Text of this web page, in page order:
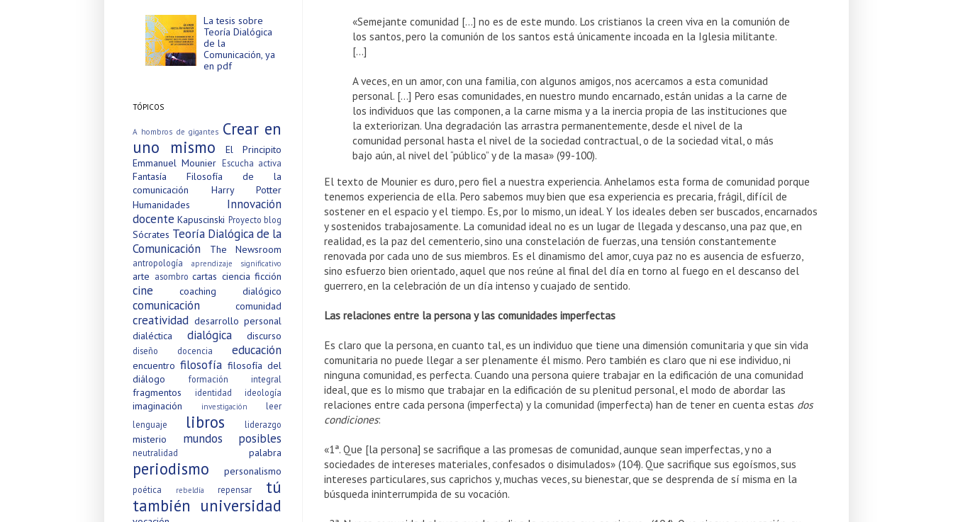
«Semejante comunidad […] no es de este mundo. Los cristianos la creen viva en la comunión de
los santos, pero la comunión de los santos está únicamente incoada en la Iglesia militante.
[…]
A veces, en un amor, con una familia, con algunos amigos, nos acercamos a esta comunidad
personal. […] Pero esas comunidades, en nuestro mundo encarnado, están unidas a la carne de
los individuos que las componen, a la carne misma y a la inercia propia de las instituciones que
la exteriorizan. Una degradación las arrastra permanentemente, desde el nivel de la
comunidad personal hasta el nivel de la sociedad contractual, o de la sociedad vital, o más
bajo aún, al nivel del “público” y de la masa» (99-100).
El texto de Mounier es duro, pero fiel a nuestra experiencia. Anhelamos esta forma de comunidad porque
tenemos experiencia de ella. Pero sabemos muy bien que esa experiencia es precaria, frágil, difícil de
sostener en el espacio y el tiempo. Es, por lo mismo, un ideal. Y los ideales deben ser buscados, encarnados
y sostenidos trabajosamente. La comunidad ideal no es un lugar de llegada y descanso, una paz que, en
realidad, es la paz del cementerio, sino una constelación de fuerzas, una tensión constantemente
renovada por cada uno de sus miembros. Es el dinamismo del amor, cuya paz no es ausencia de esfuerzo,
sino esfuerzo bien orientado, aquel que nos reúne al final del día en torno al fuego en el descanso del
guerrero, en la celebración de un día intenso y cuajado de sentido.
Las relaciones entre la persona y las comunidades imperfectas
Es claro que la persona, en cuanto tal, es un individuo que tiene una dimensión comunitaria y que sin vida
comunitaria no puede llegar a ser plenamente él mismo. Pero también es claro que ni ese individuo, ni
ninguna comunidad, es perfecta. Cuando una persona quiere trabajar en la edificación de una comunidad
ideal, que es lo mismo que trabajar en la edificación de su plenitud personal, el modo de abordar las
relaciones entre cada persona (imperfecta) y la comunidad (imperfecta) han de tener en cuenta estas dos
condiciones:
«1ª. Que [la persona] se sacrifique a las promesas de comunidad, aunque sean imperfectas, y no a
sociedades de intereses materiales, confesados o disimulados» (104). Que sacrifique sus egoísmos, sus
intereses particulares, sus caprichos y, muchas veces, su bienestar, que se desprenda de sí misma en la
búsqueda ininterrumpida de su vocación.
La tesis sobre
Teoría Dialógica
de la
Comunicación, ya
en pdf
TÓPICOS
A hombros de gigantes Crear en
uno mismo
El Principito
Emmanuel Mounier Escucha activa
Fantasía
Filosofía de la
comunicación
Harry Potter
Humanidades
Innovación
docente Kapuscinski Proyecto blog
Sócrates Teoría Dialógica de la
Comunicación
The Newsroom
antropología aprendizaje significativo
arte asombro cartas ciencia ficción
cine coaching dialógico
comunicación comunidad
creatividad desarrollo personal
dialéctica
dialógica discurso
diseño docencia educación
encuentro filosofía filosofía del
diálogo
formación integral
fragmentos identidad ideología
imaginación investigación
leer
lenguaje
libros liderazgo
misterio mundos posibles
neutralidad palabra
periodismo personalismo
poética rebeldía repensar
tú
también universidad